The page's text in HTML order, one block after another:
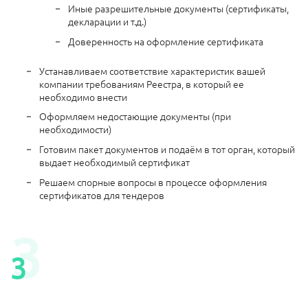
Иные разрешительные документы (сертификаты,
декларации и т.д.)
Доверенность на оформление сертификата
Устанавливаем соответствие характеристик вашей
компании требованиям Реестра, в который ее
необходимо внести
Оформляем недостающие документы (при
необходимости)
Готовим пакет документов и подаём в тот орган, который
выдает необходимый сертификат
Решаем спорные вопросы в процессе оформления
сертификатов для тендеров